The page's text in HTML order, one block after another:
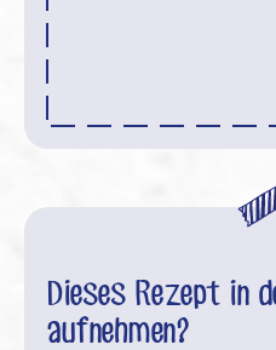
Dieses Rezept in
aufnehmen?